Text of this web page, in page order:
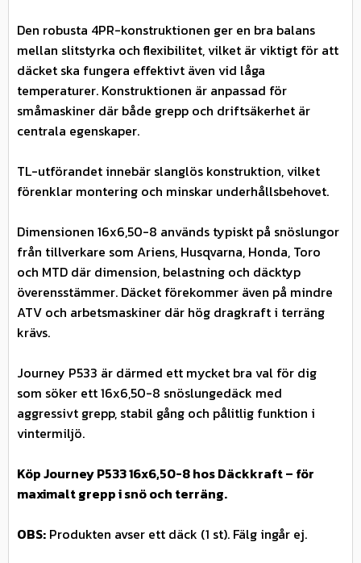
Den robusta 4PR-konstruktionen ger en bra balans
mellan slitstyrka och flexibilitet, vilket är viktigt för att
däcket ska fungera effektivt även vid låga
temperaturer. Konstruktionen är anpassad för
småmaskiner där både grepp och driftsäkerhet är
centrala egenskaper.
TL-utförandet innebär slanglös konstruktion, vilket
förenklar montering och minskar underhållsbehovet.
Dimensionen 16x6,50-8 används typiskt på snöslungor
från tillverkare som Ariens, Husqvarna, Honda, Toro
och MTD där dimension, belastning och däcktyp
överensstämmer. Däcket förekommer även på mindre
ATV och arbetsmaskiner där hög dragkraft i terräng
krävs.
Journey P533 är därmed ett mycket bra val för dig
som söker ett 16x6,50-8 snöslungedäck med
aggressivt grepp, stabil gång och pålitlig funktion i
vintermiljö.
Köp Journey P533 16x6,50-8 hos Däckkraft – för
maximalt grepp i snö och terräng.
OBS: Produkten avser ett däck (1 st). Fälg ingår ej.